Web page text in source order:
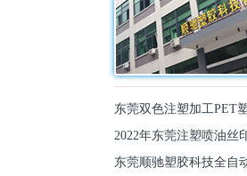
东莞双色注塑加工PET
2022年东莞注塑喷油丝
东莞顺驰塑胶科技全自